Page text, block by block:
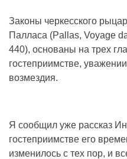
Законы черкесского
Палласа (Pallas, Voyage
440), основаны на трех
гостеприимстве,
возмездия.
Я сообщил уже рассказ
гостеприимстве его
изменилось с тех пор, и